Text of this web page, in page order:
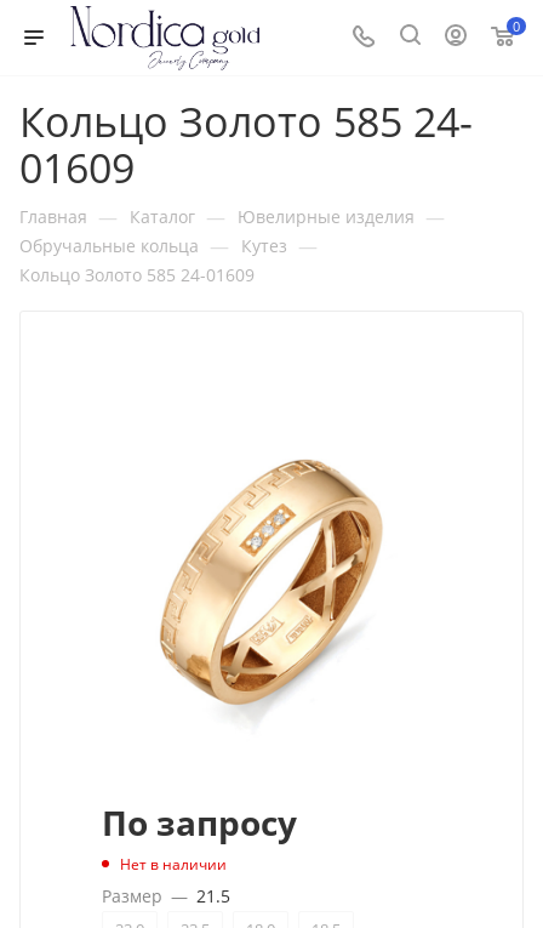
0
Кольцо Золото 585 24-
01609
Главная — Каталог — Ювелирные изделия —
Обручальные кольца — Кутез —
Кольцо Золото 585 24-01609
По запросу
Нет в наличии
Размер — 21.5